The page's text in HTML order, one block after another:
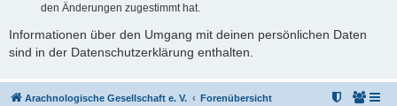
den Änderungen zugestimmt hat.
Informationen über den Umgang mit deinen persönlichen Daten
sind in der Datenschutzerklärung enthalten.
Arachnologische Gesellschaft e. V. Forenübersicht